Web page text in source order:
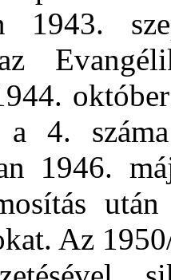
1943.
4. száma
1946.
Az